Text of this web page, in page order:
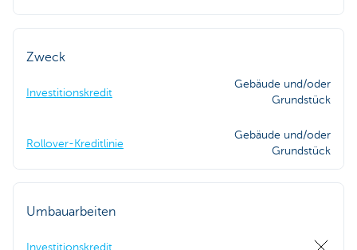
Zweck
Investitionskredit
Gebäude und/oder
Grundstück
Rollover-Kreditlinie
Gebäude und/oder
Grundstück
Umbauarbeiten
Investitionskredit